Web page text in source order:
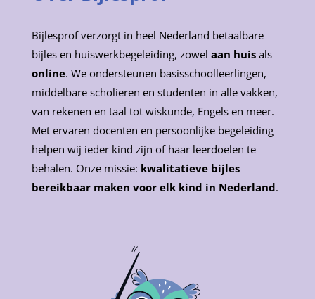
Bijlesprof verzorgt in heel Nederland betaalbare
bijles en huiswerkbegeleiding, zowel aan huisals
online. We ondersteunen basisschoolleerlingen,
middelbare scholieren en studenten in alle vakken,
van rekenen en taal tot wiskunde, Engels en meer.
Met ervaren docenten en persoonlijke begeleiding
helpen wij ieder kind zijn of haar leerdoelen te
behalen. Onze missie: kwalitatieve bijles
bereikbaar maken voor elk kind in Nederland.